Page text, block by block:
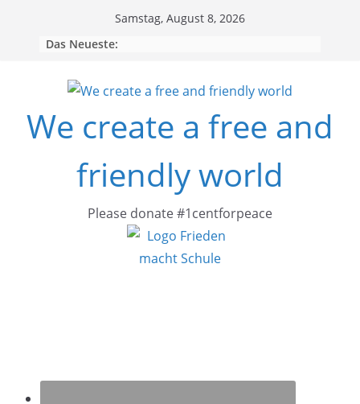
Samstag, August 8, 2026
Das Neueste:
We create a free and
friendly world
Please donate #1centforpeace